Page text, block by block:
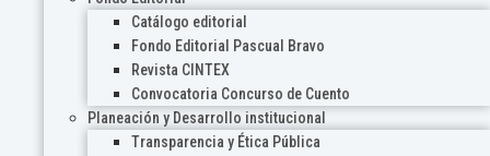
Catálogo editorial
Fondo Editorial Pascual Bravo
Revista CINTEX
Convocatoria Concurso de Cuento
Planeación y Desarrollo institucional
Transparencia y Ética Pública